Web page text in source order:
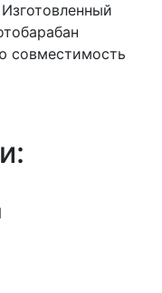
Изготовленный
совместимость